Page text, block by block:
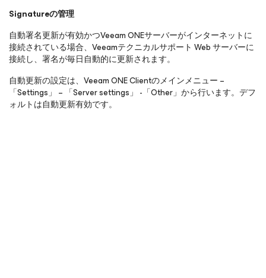
Signatureの管理
自動署名更新が有効かつVeeam ONEサーバーがインターネットに
接続されている場合、Veeamテクニカルサポート Web サーバーに
接続し、署名が毎日自動的に更新されます。
自動更新の設定は、Veeam ONE Clientのメインメニュー –
「Settings」 – 「Server settings」 -「Other」から行います。デフ
ォルトは自動更新有効です。